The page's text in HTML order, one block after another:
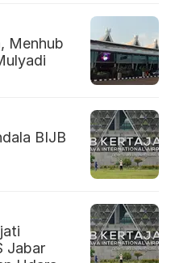
Menhub
BIJB
Jabar